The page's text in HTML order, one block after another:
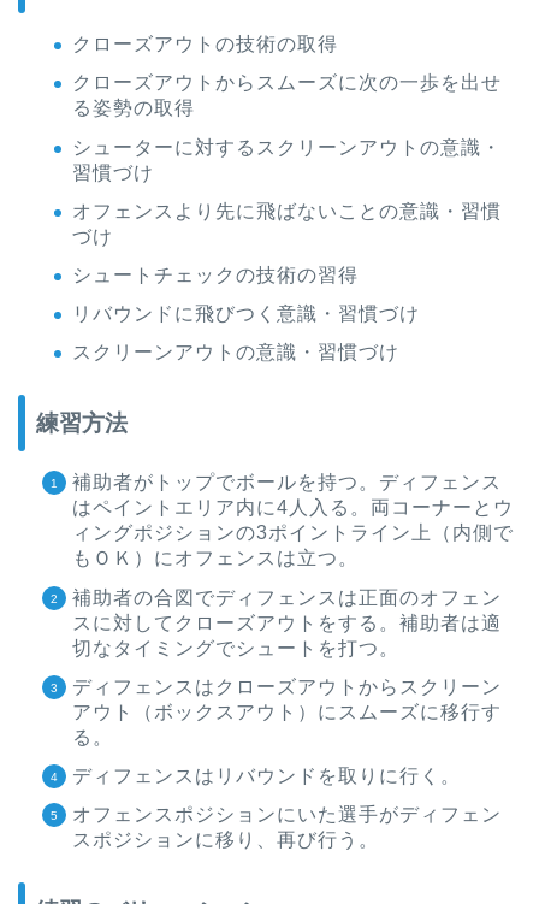
クローズアウトの技術の取得
クローズアウトからスムーズに次の一歩を出せ
る姿勢の取得
シューターに対するスクリーンアウトの意識・
習慣づけ
オフェンスより先に飛ばないことの意識・習慣
づけ
シュートチェックの技術の習得
リバウンドに飛びつく意識・習慣づけ
スクリーンアウトの意識・習慣づけ
練習方法
補助者がトップでボールを持つ。ディフェンス
はペイントエリア内に4人入る。両コーナーとウ
ィングポジションの3ポイントライン上（内側で
もＯＫ）にオフェンスは立つ。
補助者の合図でディフェンスは正面のオフェン
スに対してクローズアウトをする。補助者は適
切なタイミングでシュートを打つ。
ディフェンスはクローズアウトからスクリーン
アウト（ボックスアウト）にスムーズに移行す
る。
ディフェンスはリバウンドを取りに行く。
オフェンスポジションにいた選手がディフェン
スポジションに移り、再び行う。